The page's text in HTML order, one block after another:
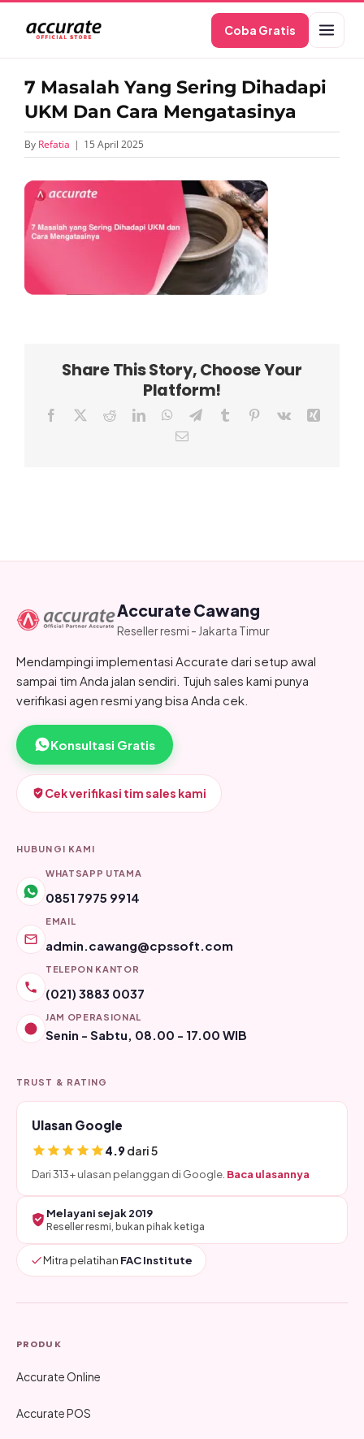
content
Coba Gratis
7 Masalah Yang Sering Dihadapi
UKM Dan Cara Mengatasinya
By Refatia | 15 April 2025
Share This Story, Choose Your
Platform!
Facebook RedditLinkedInWhatsApp
TelegramTumblr Pinterest
Vk
Email
Accurate Cawang
Reseller resmi - Jakarta Timur
Mendampingi implementasi Accurate dari setup awal
sampai tim Anda jalan sendiri. Tujuh sales kami punya
verifikasi agen resmi yang bisa Anda cek.
Konsultasi Gratis
Cek verifikasi tim sales kami
HUBUNGI KAMI
WHATSAPP UTAMA
0851 7975 9914
EMAIL
admin.cawang@cpssoft.com
TELEPON KANTOR
(021) 3883 0037
JAM OPERASIONAL
Senin - Sabtu, 08.00 - 17.00 WIB
TRUST & RATING
Ulasan Google
4.9dari 5
Dari 313+ ulasan pelanggan di Google. Baca ulasannya
Melayani sejak 2019
Reseller resmi, bukan pihak ketiga
Mitra pelatihan FAC Institute
PRODUK
Accurate Online
Accurate POS